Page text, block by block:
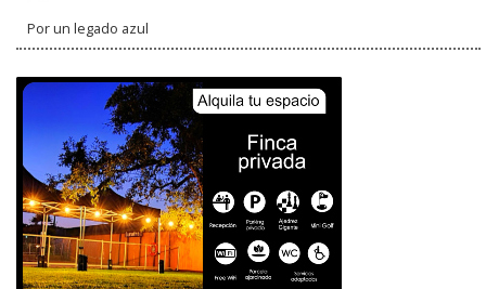
Por un legado azul